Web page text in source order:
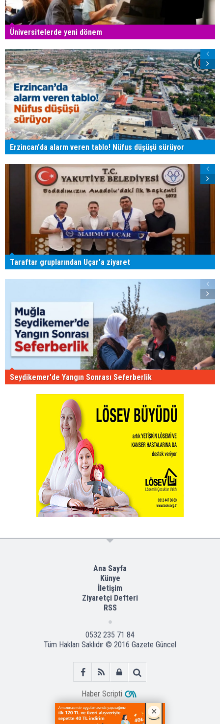
Üniversitelerde yeni dönem
Erzincan'da alarm veren tablo! Nüfus düşüşü sürüyor
Taraftar gruplarından Uçar'a ziyaret
Seydikemer'de Yangın Sonrası Seferberlik
Ana Sayfa
Künye
İletişim
Ziyaretçi Defteri
RSS
0532 235 71 84
Tüm Hakları Saklıdır © 2016 Gazete Güncel
Haber Scripti